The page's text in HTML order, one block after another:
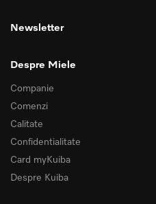
Newsletter
Despre Miele
Companie
Comenzi
Calitate
Confidentialitate
Card myKuiba
Despre Kuiba